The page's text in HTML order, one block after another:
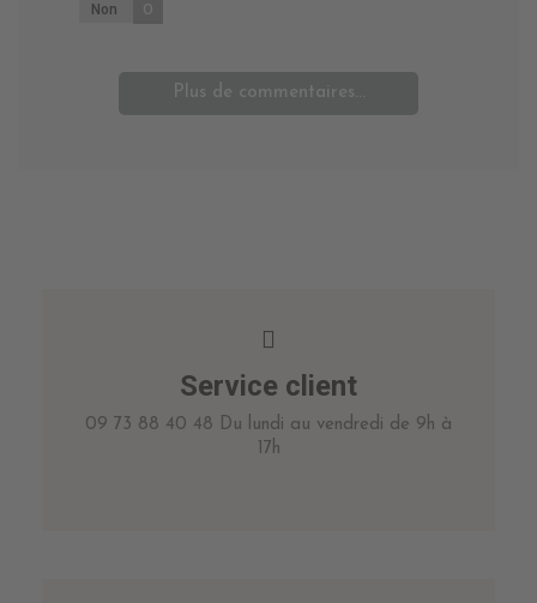
Non 0
Plus de commentaires...
Service client
09 73 88 40 48 Du lundi au vendredi de 9h à
17h